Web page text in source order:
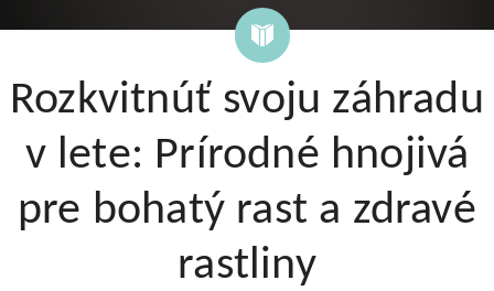
Rozkvitnúť svoju záhradu
v lete: Prírodné hnojivá
pre bohatý rast a zdravé
rastliny